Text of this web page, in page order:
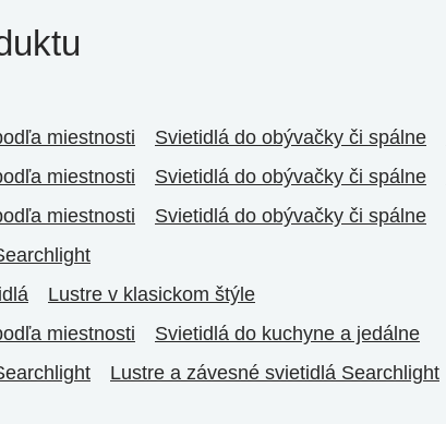
miestnosti Svietidlá do obývačky či spálne
miestnosti
Svietidlá do obývačky či spálne
miestnosti
Svietidlá do obývačky či spálne
Lustre v klasickom štýle
miestnosti
Svietidlá do kuchyne a jedálne
Lustre a závesné svietidlá Searchlight